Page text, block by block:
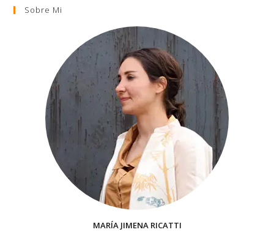
Sobre Mi
MARÍA JIMENA RICATTI